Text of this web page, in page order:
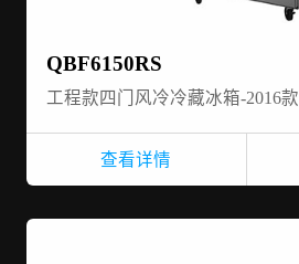
QBF6150RS
工程款四门风冷冷藏冰箱-2016款
查看详情